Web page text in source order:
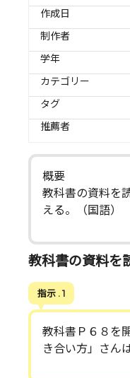
作成日
制作者
学年
カテゴリー
タグ
推薦者
概要
教科書の資料を
える。（国語）
教科書の資料を
指示 . 1
教科書Ｐ６８を
き合い方」さん